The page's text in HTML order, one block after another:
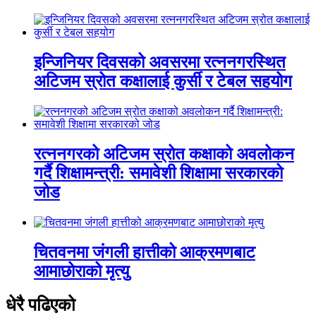
इन्जिनियर दिवसको अवसरमा रत्ननगरस्थित
अटिजम स्रोत कक्षालाई कुर्सी र टेबल सहयोग
रत्ननगरको अटिजम स्रोत कक्षाको अवलोकन
गर्दै शिक्षामन्त्री: समावेशी शिक्षामा सरकारको
जोड
चितवनमा जंगली हात्तीको आक्रमणबाट
आमाछोराको मृत्यु
धेरै पढिएको